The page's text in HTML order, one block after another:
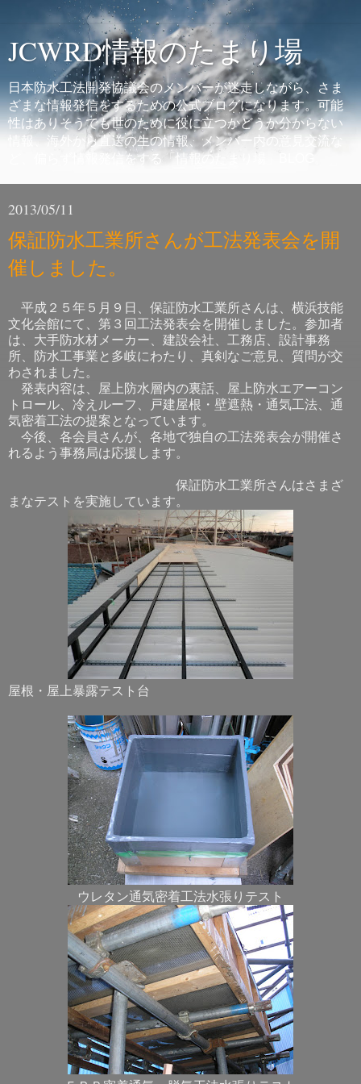
JCWRD情報のたまり場
日本防水工法開発協議会のメンバーが迷走しながら、さま
ざまな情報発信をするための公式ブログになります。可能
性はありそうでも世のために役に立つかどうか分からない
情報、海外から直送の生の情報、メンバー内の意見交流な
ど、偏らず情報発信をする「情報のたまり場」BLOG。
2013/05/11
保証防水工業所さんが工法発表会を開
催しました。
平成２５年５月９日、保証防水工業所さんは、横浜技能
文化会館にて、第３回工法発表会を開催しました。参加者
は、大手防水材メーカー、建設会社、工務店、設計事務
所、防水工事業と多岐にわたり、真剣なご意見、質問が交
わされました。
発表内容は、屋上防水層内の裏話、屋上防水エアーコン
トロール、冷えルーフ、戸建屋根・壁遮熱・通気工法、通
気密着工法の提案となっています。
今後、各会員さんが、各地で独自の工法発表会が開催さ
れるよう事務局は応援します。
保証防水工業所さんはさまざ
まなテストを実施しています。
屋根・屋上暴露テスト台
ウレタン通気密着工法水張りテスト